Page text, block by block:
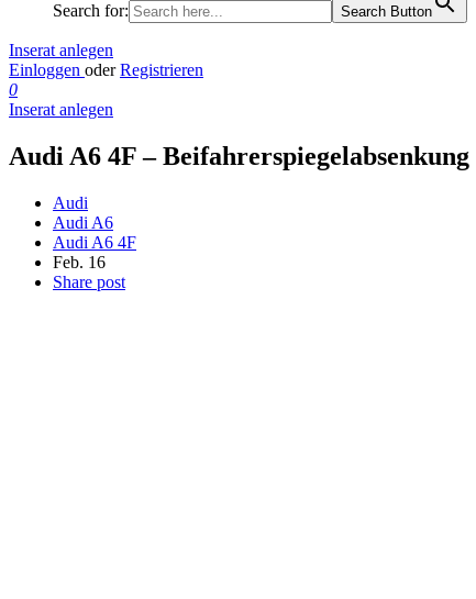
Search for: Search Button
Inserat anlegen
Einloggen oder Registrieren
0
Inserat anlegen
Audi A6 4F – Beifahrerspiegelabsenkung
Audi
Audi A6
Audi A6 4F
Feb. 16
Share post